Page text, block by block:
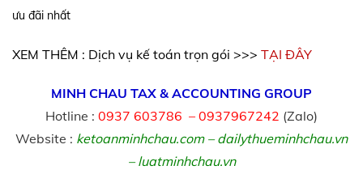
ưu đãi nhất
XEM THÊM : Dịch vụ kế toán trọn gói >>> TẠI ĐÂY
MINH CHAU TAX & ACCOUNTING GROUP
Hotline : 0937 603786 – 0937967242 (Zalo)
Website : ketoanminhchau.com–dailythueminhchau.vn
–luatminhchau.vn